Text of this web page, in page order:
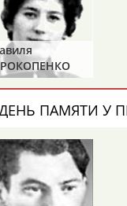
Артур
АБДРАХМАНОВ
Камалудин
о хорошо
должна знать
ПАМЯТИ У